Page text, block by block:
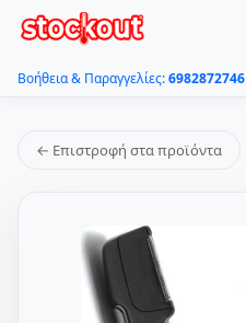
Βοήθεια & Παραγγελίες:6982872746
← Επιστροφή στα προϊόντα